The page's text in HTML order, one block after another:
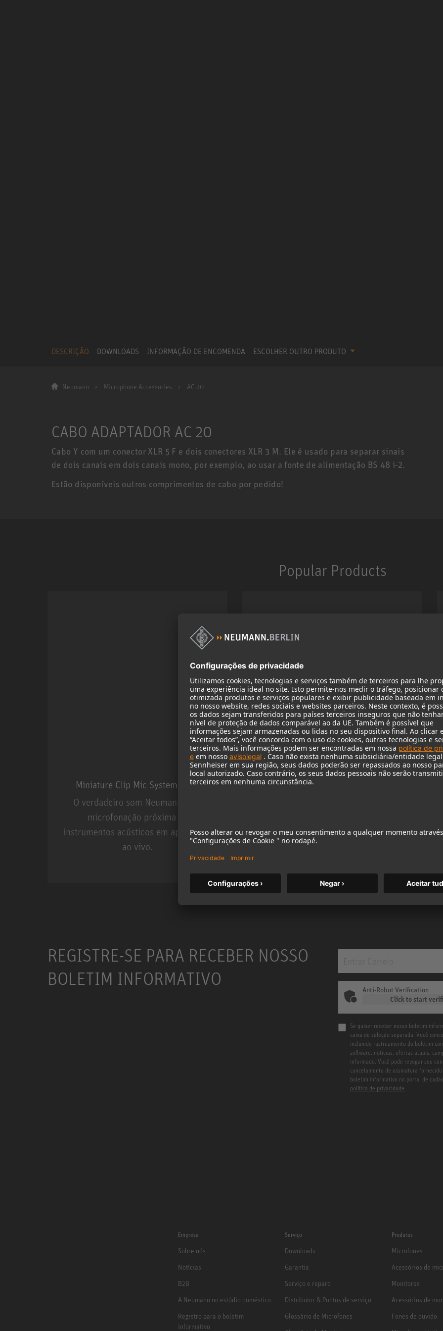
DESCRIÇÃO DOWNLOADS INFORMAÇÃO DE ENCOMENDA ESCOLHER OUTRO PRODUTO
Neumann Microphone Accessories AC 20
CABO ADAPTADOR AC 20
Cabo Y com um conector XLR 5 F e dois conectores XLR 3 M. Ele é usado para separar sinais
de dois canais em dois canais mono, por exemplo, ao usar a fonte de alimentação BS 48 i-2.
Estão disponíveis outros comprimentos de cabo por pedido!
Popular Products
Miniature Clip Mic System MCM
O verdadeiro som Neumann para
microfonação próxima de
instrumentos acústicos em aplicações
ao vivo.
KH 120 II
patamar, com graves mais profundos,
maior resolução e potência DSP.
REGISTRE-SE PARA RECEBER NOSSO
BOLETIM INFORMATIVO
Anti-Robot Verification
Click to start
Se quiser receber nosso boletim
caixa de seleção separada. Você
incluindo rastreamento do boletim
software, notícias, ofertas atuais,
informado. Você pode revogar seu
cancelamento de assinatura
boletim informativo no portal de
política de privacidade.
Empresa
Sobre nós
Notícias
B2B
A Neumann no estúdio doméstico
Registro para o boletim
informativo
Serviço
Downloads
Garantia
Serviço e reparo
Distributor & Pontos de serviço
Glossário de Microfones
Produtos
Microfones
Acessórios de
Monitores
Acessórios de
Fones de ouvido